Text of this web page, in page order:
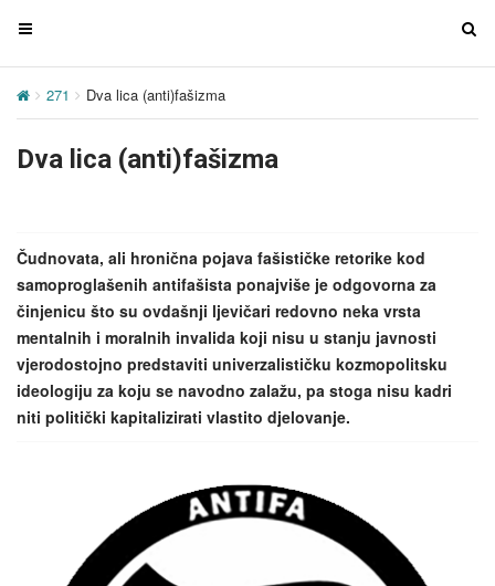
T
g
e
i
g
a
t
i
o
n
T
271 Dva lica (anti)fašizma
Dva lica (anti)fašizma
Čudnovata, ali hronična pojava fašističke retorike kod
samoproglašenih antifašista ponajviše je odgovorna za
činjenicu što su ovdašnji ljevičari redovno neka vrsta
mentalnih i moralnih invalida koji nisu u stanju javnosti
vjerodostojno predstaviti univerzalističku kozmopolitsku
ideologiju za koju se navodno zalažu, pa stoga nisu kadri
niti politički kapitalizirati vlastito djelovanje.